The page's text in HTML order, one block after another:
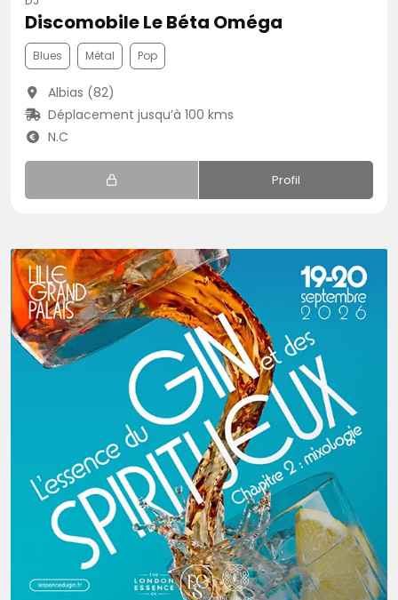
Discomobile Le Béta Oméga
Blues Métal Pop
Albias (82)
Déplacement jusqu’à 100 kms
N.C
Profil